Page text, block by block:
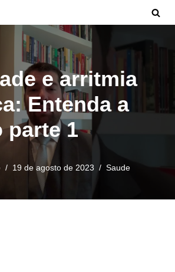
e arritmia
Entenda a
parte 1
19 de agosto de 2023 Saude